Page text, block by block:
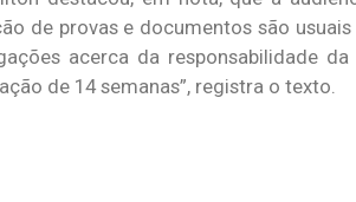
de provas e documentos são
acerca da responsabilidade da
de 14 semanas”, registra o texto.